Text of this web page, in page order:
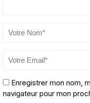
Enregistrer mon nom,
navigateur pour mon